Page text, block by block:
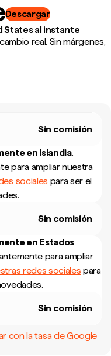
Descargar
States al instante
real. Sin márgenes,
Sin comisión
en Islandia.
para ampliar nuestra
sociales para ser el
Sin comisión
en Estados
para ampliar
redes sociales para
Sin comisión
con la tasa de Google